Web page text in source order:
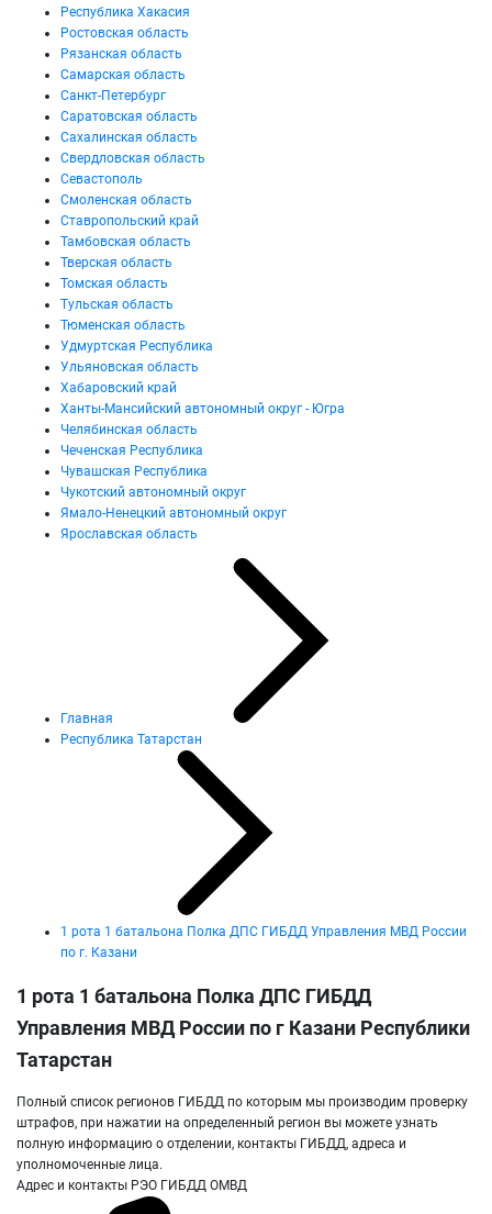
Республика Хакасия
Ростовская область
Рязанская область
Самарская область
Санкт-Петербург
Саратовская область
Сахалинская область
Свердловская область
Севастополь
Смоленская область
Ставропольский край
Тамбовская область
Тверская область
Томская область
Тульская область
Тюменская область
Удмуртская Республика
Ульяновская область
Хабаровский край
Ханты-Мансийский автономный округ - Югра
Челябинская область
Чеченская Республика
Чувашская Республика
Чукотский автономный округ
Ямало-Ненецкий автономный округ
Ярославская область
Главная
Республика Татарстан
1 рота 1 батальона Полка ДПС ГИБДД Управления МВД России
по г. Казани
1 рота 1 батальона Полка ДПС ГИБДД
Управления МВД России по г Казани Республики
Татарстан
Полный список регионов ГИБДД по которым мы производим проверку
штрафов, при нажатии на определенный регион вы можете узнать
полную информацию о отделении, контакты ГИБДД, адреса и
уполномоченные лица.
Адрес и контакты РЭО ГИБДД ОМВД